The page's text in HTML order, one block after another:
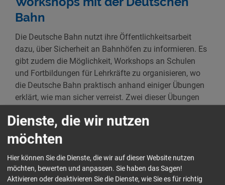
Bahn
Die Deutsche Bahn nutzt ihre Öffentlichkeitsarbeit
dazu, über Sicherheit an Bahnhöfen zu informieren. Es
gibt zudem die Möglichkeit, Workshops an Schulen
und Fortbildungen für Lehrkräfte zu organisieren, wo
die Deutsche Bahn praktisch anhand einiger Übungen
erklärt, wie man sicher verreist. Zwei dieser Übungen
Film zeigt Einblick in die
Präventionsarbeit der Deutschen
Bahn
Dienste, die wir nutzen
möchten
Hier können Sie die Dienste, die wir auf dieser Website nutzen
möchten, bewerten und anpassen. Sie haben das Sagen!
Aktivieren oder deaktivieren Sie die Dienste, wie Sie es für richtig